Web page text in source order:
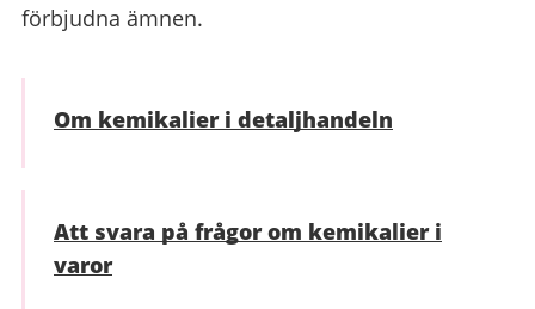
förbjudna ämnen.
Om kemikalier i detaljhandeln
Att svara på frågor om kemikalier i
varor